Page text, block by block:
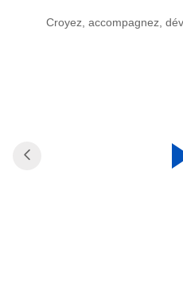
Croyez, accompagnez,